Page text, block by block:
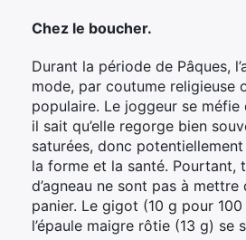
Chez le boucher.
Durant la période de Pâques,
mode, par coutume religieuse
populaire. Le joggeur se
il sait qu’elle regorge bien
saturées, donc
la forme et la santé. Pourtant,
d’agneau ne sont pas à mettre
panier. Le gigot (10 g pour
l’épaule maigre rôtie (13 g) se